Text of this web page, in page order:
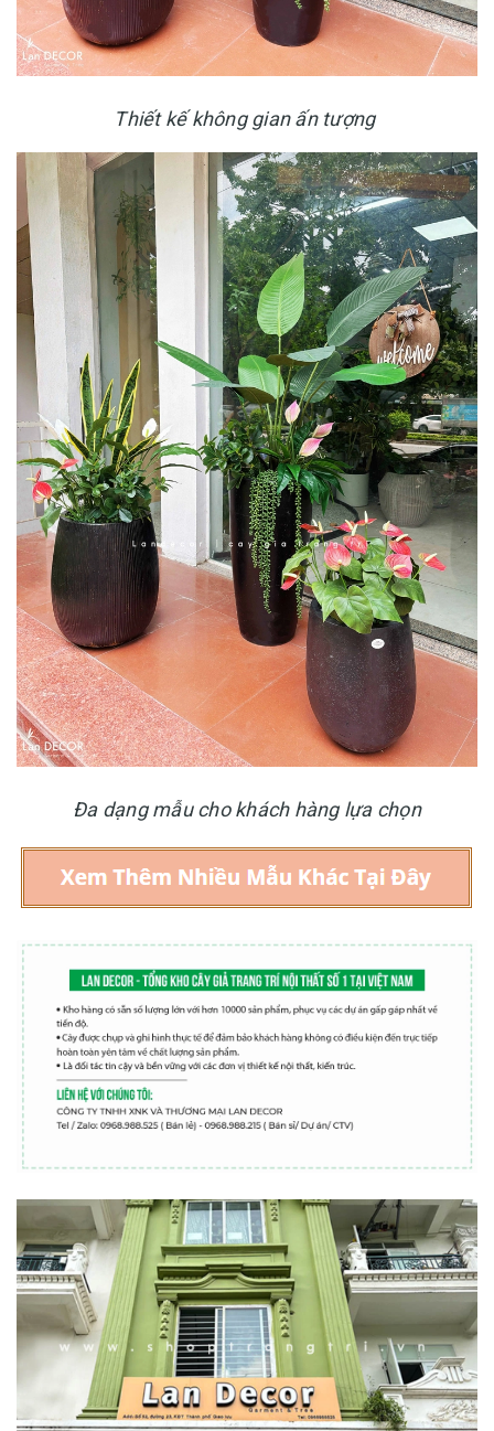
Thiết kế không gian ấn tượng
Đa dạng mẫu cho khách hàng lựa chọn